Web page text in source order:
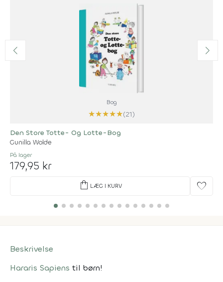
Bog
★★★★★(21)
Den Store Totte- Og Lotte-Bog
Gunilla Wolde
På lager
179,95 kr
shopping_bag LÆG I KURV favorite
Beskrivelse
Hararis Sapiens til børn!